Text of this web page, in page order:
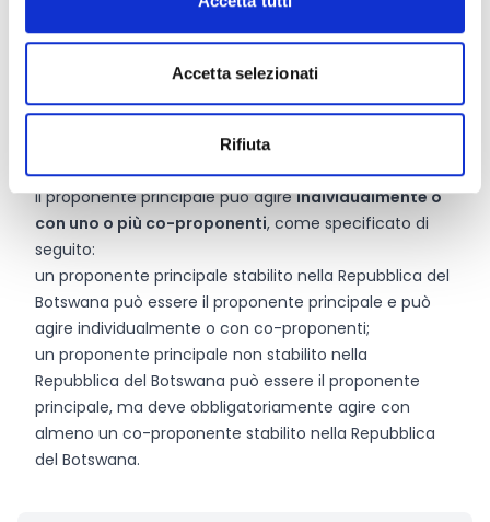
Accetta selezionati
Rifiuta
essere stabilito in modo effettivo in uno Stato
Membro dell’Unione Europea oppure nella Repubblica
gestione dell’azione insieme al/i co-proponente/i e
all’eventuale/i entità affiliata/e, senza agire come
intermediario
Il proponente principale può agireindividualmente o
con uno o più co-proponenti, come specificato di
seguito:
un proponente principale stabilito nella Repubblica del
Botswana può essere il proponente principale e può
agire individualmente o con co-proponenti;
un proponente principale non stabilito nella
Repubblica del Botswana può essere il proponente
principale, ma deve obbligatoriamente agire con
almeno un co-proponente stabilito nella Repubblica
del Botswana.